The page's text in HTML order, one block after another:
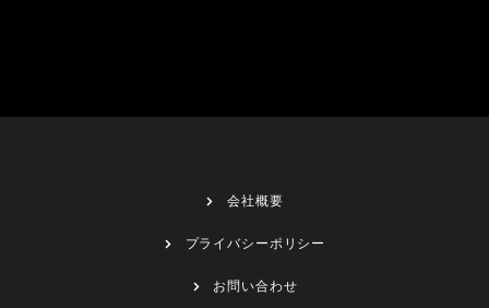
会社概要
プライバシーポリシー
お問い合わせ